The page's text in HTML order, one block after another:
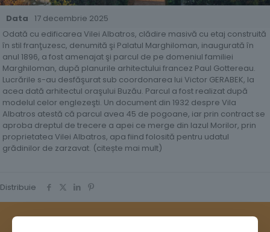
Data
17 decembrie 2025
Odată cu edificarea Vilei Albatros, clădire masivă cu etaj construită
în stil franţuzesc, denumită şi Palatul Marghiloman, inaugurată în
anul 1896, a fost amenajat şi parcul de pe domeniul familiei
Marghiloman, după planurile arhitectului francez Paul Gottereau.
Lucrările s-au desfăşurat sub coordonarea lui Victor GERABEK, la
acea dată arhitectul oraşului Buzău. Parcul a fost realizat după
modelul celor englezeşti. Un document din 1932 despre Vila
Albatros atestă că parcul avea 45 de pogoane, iar prin contract se
aproba dreptul de trecere a apei ce merge din Iazul Morilor, prin
proprietatea Vilei Albatros, apa fiind folosită pentru udatul
grădinilor de zarzavat. (citește mai mult)
Distribuie